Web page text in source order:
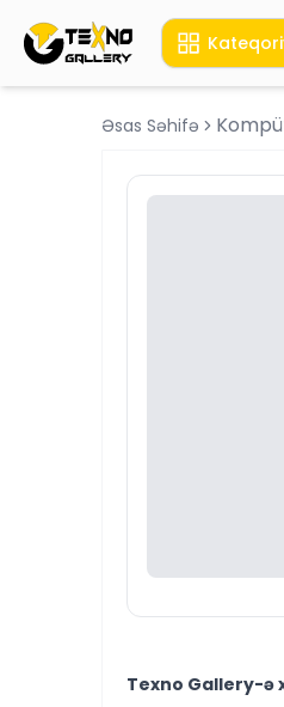
Əsas Səhifə
Texno Gallery-ə